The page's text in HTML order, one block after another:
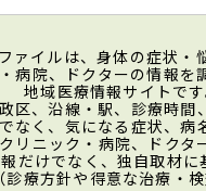
ァイルは、身体の症状・
病院、ドクターの情報を
地域医療情報サイトです
区、沿線・駅、診療時間
なく、気になる症状、病
リニック・病院、ドクタ
だけでなく、独自取材に
療方針や得意な治療・検